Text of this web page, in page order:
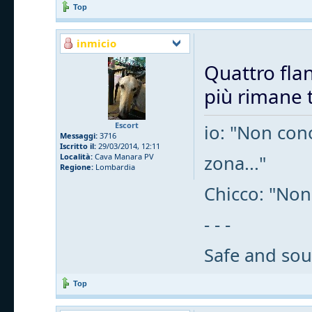
Top
inmicio
Escort
Messaggi: 3716
Iscritto il: 29/03/2014, 12:11
Località: Cava Manara PV
Regione: Lombardia
Quattro
più rimane
io: "Non
zona..."
Chicco:
- - -
Safe and
Top